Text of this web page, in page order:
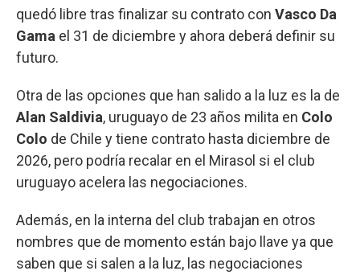
quedó libre tras finalizar su contrato con Vasco Da
Gama el 31 de diciembre y ahora deberá definir su
futuro.
Otra de las opciones que han salido a la luz es la de
Alan Saldivia, uruguayo de 23 años milita en Colo
Colo de Chile y tiene contrato hasta diciembre de
2026, pero podría recalar en el Mirasol si el club
uruguayo acelera las negociaciones.
Además, en la interna del club trabajan en otros
nombres que de momento están bajo llave ya que
saben que si salen a la luz, las negociaciones